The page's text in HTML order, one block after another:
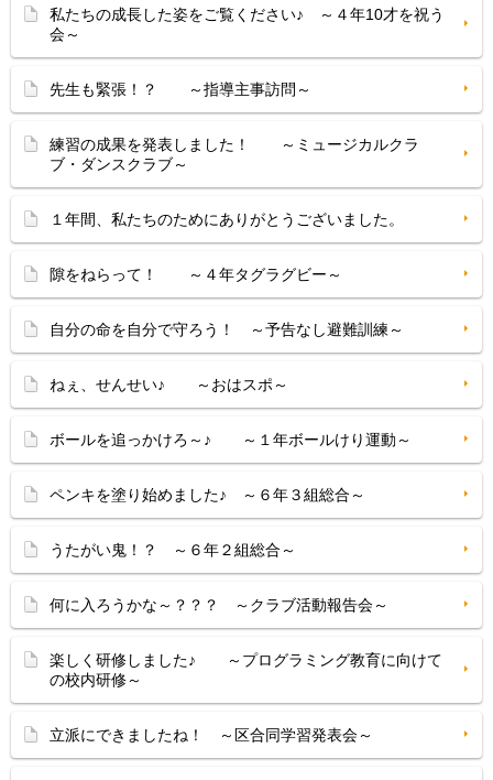
私たちの成長した姿をご覧ください♪ ～４年10才を祝う
会～
先生も緊張！？ ～指導主事訪問～
練習の成果を発表しました！ ～ミュージカルクラ
ブ・ダンスクラブ～
１年間、私たちのためにありがとうございました。
隙をねらって！ ～４年タグラグビー～
自分の命を自分で守ろう！ ～予告なし避難訓練～
ねぇ、せんせい♪ ～おはスポ～
ボールを追っかけろ～♪ ～１年ボールけり運動～
ペンキを塗り始めました♪ ～６年３組総合～
うたがい鬼！？ ～６年２組総合～
何に入ろうかな～？？？ ～クラブ活動報告会～
楽しく研修しました♪ ～プログラミング教育に向けて
の校内研修～
立派にできましたね！ ～区合同学習発表会～